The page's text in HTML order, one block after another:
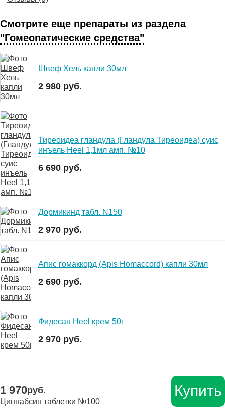
Смотрите еще препараты из раздела
"Гомеопатические средства"
Швеф Хель капли 30мл
2 980 руб.
Тиреоидеа гландула (Гландула Тиреоидеа) суис
инъель Heel 1,1мл амп. №10
6 690 руб.
Дормикинд табл. N150
2 970 руб.
Апис гомаккорд (Apis Homaccord) капли 30мл
2 690 руб.
Фидесан Heel крем 50г
2 970 руб.
1 970руб.
Циннабсин таблетки №100
Купить